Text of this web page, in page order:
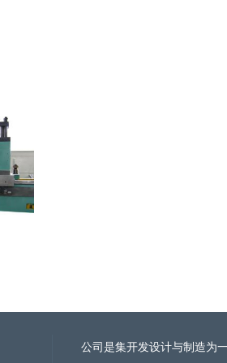
公司是集开发设计与制造为